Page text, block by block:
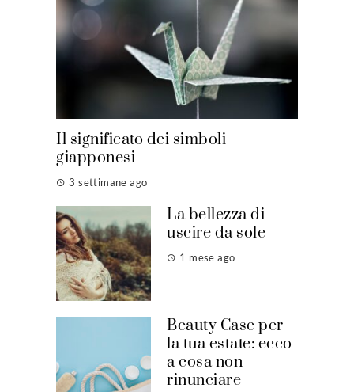
Il significato dei simboli
giapponesi
3 settimane ago
La bellezza di
uscire da sole
1 mese ago
Beauty Case per
la tua estate: ecco
a cosa non
rinunciare